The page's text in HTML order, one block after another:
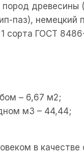
древесины
паз), немецкий
сорта ГОСТ
– 6,67 м2;
м3 – 44,44;
в